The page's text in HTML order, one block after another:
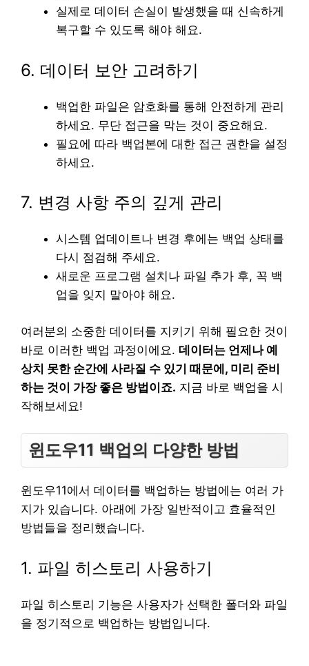
실제로 데이터 손실이 발생했을 때 신속하게
복구할 수 있도록 해야 해요.
6. 데이터 보안 고려하기
백업한 파일은 암호화를 통해 안전하게 관리
하세요. 무단 접근을 막는 것이 중요해요.
필요에 따라 백업본에 대한 접근 권한을 설정
하세요.
7. 변경 사항 주의 깊게 관리
시스템 업데이트나 변경 후에는 백업 상태를
다시 점검해 주세요.
새로운 프로그램 설치나 파일 추가 후, 꼭 백
업을 잊지 말아야 해요.
여러분의 소중한 데이터를 지키기 위해 필요한 것이
바로 이러한 백업 과정이에요. 데이터는 언제나 예
상치 못한 순간에 사라질 수 있기 때문에, 미리 준비
하는 것이 가장 좋은 방법이죠. 지금 바로 백업을 시
작해보세요!
윈도우11 백업의 다양한 방법
윈도우11에서 데이터를 백업하는 방법에는 여러 가
지가 있습니다. 아래에 가장 일반적이고 효율적인
방법들을 정리했습니다.
1. 파일 히스토리 사용하기
파일 히스토리 기능은 사용자가 선택한 폴더와 파일
을 정기적으로 백업하는 방법입니다.